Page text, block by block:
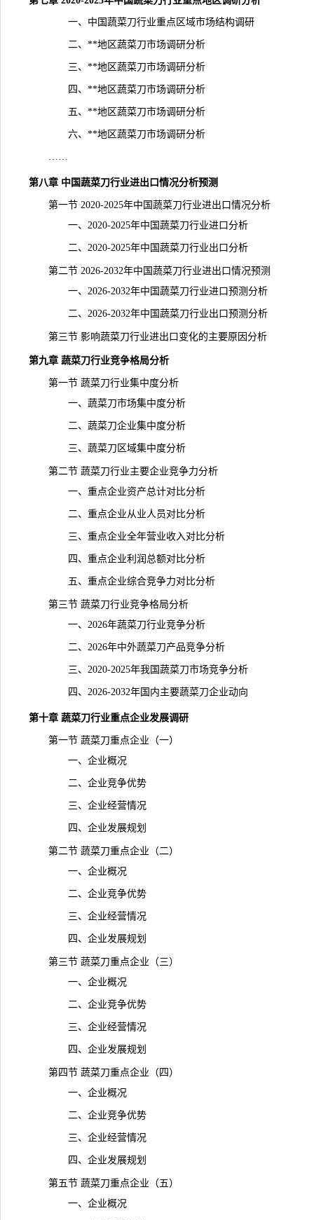
一、中国蔬菜刀行业重点区域市场结构调研
二、**地区蔬菜刀市场调研分析
三、**地区蔬菜刀市场调研分析
四、**地区蔬菜刀市场调研分析
五、**地区蔬菜刀市场调研分析
六、**地区蔬菜刀市场调研分析
……
第八章 中国蔬菜刀行业进出口情况分析预测
第一节 2020-2025年中国蔬菜刀行业进出口情况分析
一、2020-2025年中国蔬菜刀行业进口分析
二、2020-2025年中国蔬菜刀行业出口分析
第二节 2026-2032年中国蔬菜刀行业进出口情况预测
一、2026-2032年中国蔬菜刀行业进口预测分析
二、2026-2032年中国蔬菜刀行业出口预测分析
第三节 影响蔬菜刀行业进出口变化的主要原因分析
第九章 蔬菜刀行业竞争格局分析
第一节 蔬菜刀行业集中度分析
一、蔬菜刀市场集中度分析
二、蔬菜刀企业集中度分析
三、蔬菜刀区域集中度分析
第二节 蔬菜刀行业主要企业竞争力分析
一、重点企业资产总计对比分析
二、重点企业从业人员对比分析
三、重点企业全年营业收入对比分析
四、重点企业利润总额对比分析
五、重点企业综合竞争力对比分析
第三节 蔬菜刀行业竞争格局分析
一、2026年蔬菜刀行业竞争分析
二、2026年中外蔬菜刀产品竞争分析
三、2020-2025年我国蔬菜刀市场竞争分析
四、2026-2032年国内主要蔬菜刀企业动向
第十章 蔬菜刀行业重点企业发展调研
第一节 蔬菜刀重点企业（一）
一、企业概况
二、企业竞争优势
三、企业经营情况
四、企业发展规划
第二节 蔬菜刀重点企业（二）
一、企业概况
二、企业竞争优势
三、企业经营情况
四、企业发展规划
第三节 蔬菜刀重点企业（三）
一、企业概况
二、企业竞争优势
三、企业经营情况
四、企业发展规划
第四节 蔬菜刀重点企业（四）
一、企业概况
二、企业竞争优势
三、企业经营情况
四、企业发展规划
第五节 蔬菜刀重点企业（五）
一、企业概况